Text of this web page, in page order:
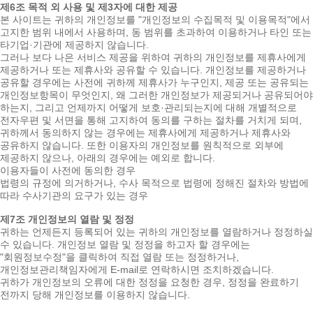
제6조 목적 외 사용 및 제3자에 대한 제공
본 사이트는 귀하의 개인정보를 "개인정보의 수집목적 및 이용목적"에서
고지한 범위 내에서 사용하며, 동 범위를 초과하여 이용하거나 타인 또는
타기업·기관에 제공하지 않습니다.
그러나 보다 나은 서비스 제공을 위하여 귀하의 개인정보를 제휴사에게
제공하거나 또는 제휴사와 공유할 수 있습니다. 개인정보를 제공하거나
공유할 경우에는 사전에 귀하께 제휴사가 누구인지, 제공 또는 공유되는
개인정보항목이 무엇인지, 왜 그러한 개인정보가 제공되거나 공유되어야
하는지, 그리고 언제까지 어떻게 보호·관리되는지에 대해 개별적으로
전자우편 및 서면을 통해 고지하여 동의를 구하는 절차를 거치게 되며,
귀하께서 동의하지 않는 경우에는 제휴사에게 제공하거나 제휴사와
공유하지 않습니다. 또한 이용자의 개인정보를 원칙적으로 외부에
제공하지 않으나, 아래의 경우에는 예외로 합니다.
이용자들이 사전에 동의한 경우
법령의 규정에 의거하거나, 수사 목적으로 법령에 정해진 절차와 방법에
따라 수사기관의 요구가 있는 경우
제7조 개인정보의 열람 및 정정
귀하는 언제든지 등록되어 있는 귀하의 개인정보를 열람하거나 정정하실
수 있습니다. 개인정보 열람 및 정정을 하고자 할 경우에는
"회원정보수정"을 클릭하여 직접 열람 또는 정정하거나,
개인정보관리책임자에게 E-mail로 연락하시면 조치하겠습니다.
귀하가 개인정보의 오류에 대한 정정을 요청한 경우, 정정을 완료하기
전까지 당해 개인정보를 이용하지 않습니다.